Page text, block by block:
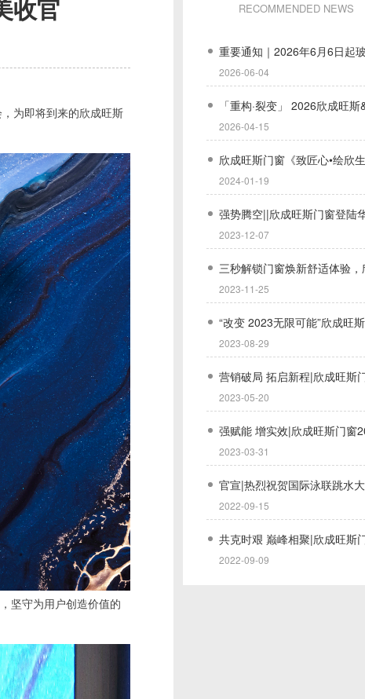
收官
为即将到来的欣成旺斯
坚守为用户创造价值的
RECOMMENDED NEWS
2026-06-04
2026-04-15
2024-01-19
2023-12-07
2023-11-25
2023-08-29
2023-05-20
2023-03-31
2022-09-15
2022-09-09